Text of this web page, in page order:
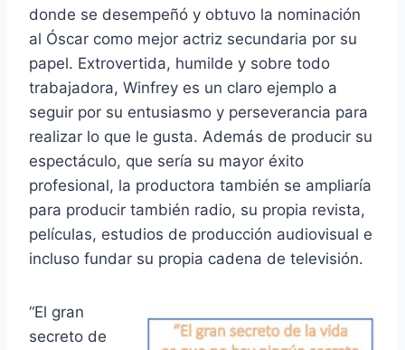
donde se desempeñó y obtuvo la nominación
al Óscar como mejor actriz secundaria por su
papel. Extrovertida, humilde y sobre todo
trabajadora, Winfrey es un claro ejemplo a
seguir por su entusiasmo y perseverancia para
realizar lo que le gusta. Además de producir su
espectáculo, que sería su mayor éxito
profesional, la productora también se ampliaría
para producir también radio, su propia revista,
películas, estudios de producción audiovisual e
incluso fundar su propia cadena de televisión.
“El gran
secreto de